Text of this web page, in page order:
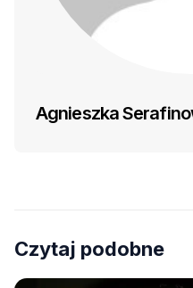
Agnieszka
Czytaj podobne